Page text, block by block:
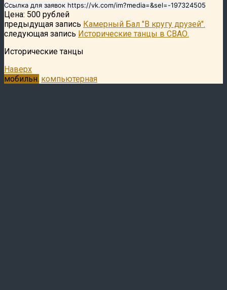
Ссылка для заявок https://vk.com/im?media=&sel=-197324505
Цена: 500 рублей
предыдущая запись Камерный Бал "В кругу друзей".
следующая запись Исторические танцы в СВАО.
Исторические танцы
Наверх
мобильн. компьютерная